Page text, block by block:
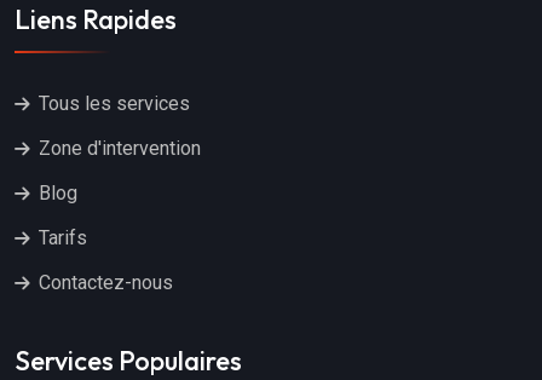
Liens Rapides
Tous les services
Zone d'intervention
Blog
Tarifs
Contactez-nous
Services Populaires